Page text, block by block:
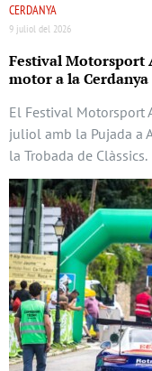
CERDANYA
9 juliol del 2026
Festival Motorsport
motor a la Cerdanya
El Festival Motorsport
juliol amb la Pujada a
la Trobada de Clàssics.